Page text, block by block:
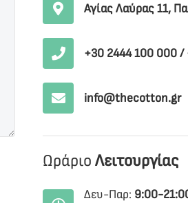
Αγίας Λαύρας 11,
+30 2444 100 000/
info@thecotton.gr
Ωράριο Λειτουργίας
Δευ-Παρ: 9:00-